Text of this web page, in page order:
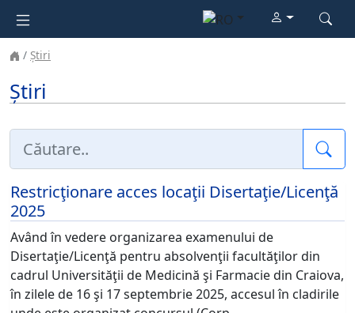
Știri
Știri
Restricţionare acces locaţii Disertaţie/Licenţă
2025
Având în vedere organizarea examenului de
Disertaţie/Licenţă pentru absolvenţii facultăţilor din
cadrul Universităţii de Medicină şi Farmacie din Craiova,
în zilele de 16 şi 17 septembrie 2025, accesul în cladirile